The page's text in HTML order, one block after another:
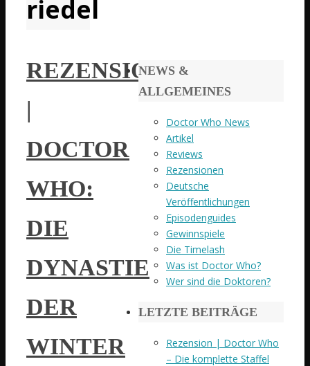
riedel
REZENSION
|
DOCTOR
WHO:
DIE
DYNASTIE
DER
WINTER
NEWS &
ALLGEMEINES
Doctor Who News
Artikel
Reviews
Rezensionen
Deutsche
Veröffentlichungen
Episodenguides
Gewinnspiele
Die Timelash
Was ist Doctor Who?
Wer sind die Doktoren?
LETZTE BEITRÄGE
Rezension | Doctor Who
– Die komplette Staffel